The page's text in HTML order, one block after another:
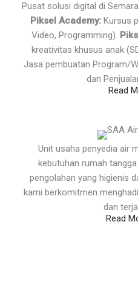
Pusat solusi digital di
Piksel Academy: Kursus
Video, Programming).
kreativitas khusus anak
Jasa pembuatan Program/
dan
Read
Unit usaha penyedia air
kebutuhan rumah
pengolahan yang higienis
kami berkomitmen
dan
Read